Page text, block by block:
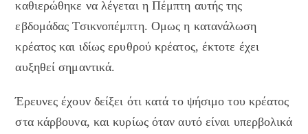
καθιερώθηκε να λέγεται η Πέμπτη αυτής της
εβδομάδας Τσικνοπέμπτη. Ομως η κατανάλωση
κρέατος και ιδίως ερυθρού κρέατος, έκτοτε έχει
αυξηθεί σημαντικά.
Έρευνες έχουν δείξει ότι κατά το ψήσιμο του κρέατος
στα κάρβουνα, και κυρίως όταν αυτό είναι υπερβολικά